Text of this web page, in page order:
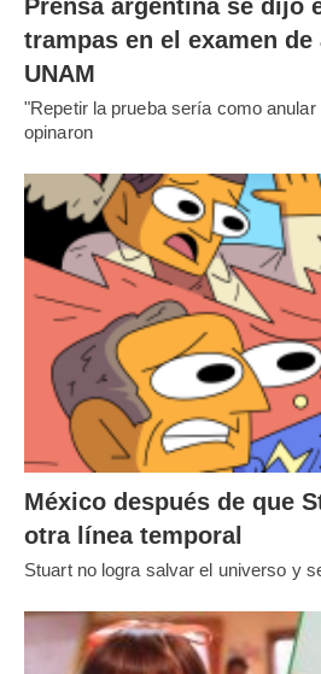
Prensa argentina se dijo
trampas en el examen
UNAM
"Repetir la prueba sería como
opinaron
México después de que
otra línea temporal
Stuart no logra salvar el universo y